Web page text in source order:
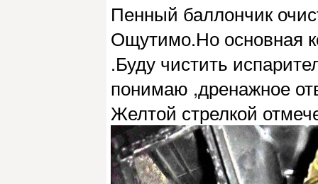
Пенный баллончик
Ощутимо.Но основная
.Буду чистить
понимаю ,дренажное
Желтой стрелкой